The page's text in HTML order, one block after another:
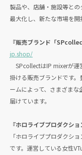
製品や、店舗・施設等と
最大化し、新たな市場を開
『販売ブランド「
jp.shop/
SPcollectはIP mixerが運
掛ける販売ブランドです
ームによって、さまざま
届けています。
『ホロライブプロダクショ
「ホロライブプロダクシ
です。運営している女性